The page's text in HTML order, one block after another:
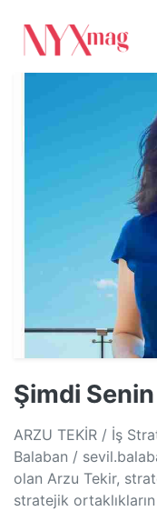
Şimdi
ARZU TEKİR / İş
Balaban /
olan Arzu Tekir,
stratejik